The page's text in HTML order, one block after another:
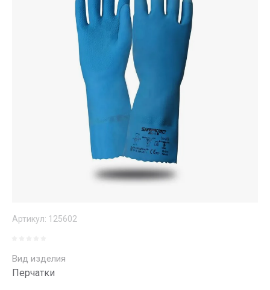
Артикул: 125602
Вид изделия
Перчатки